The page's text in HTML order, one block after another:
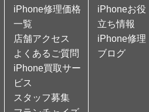
iPhone修理価格
一覧
店舗アクセス
よくあるご質問
iPhone買取サー
ビス
スタッフ募集
iPhoneお役
立ち情報
iPhone修理
ブログ